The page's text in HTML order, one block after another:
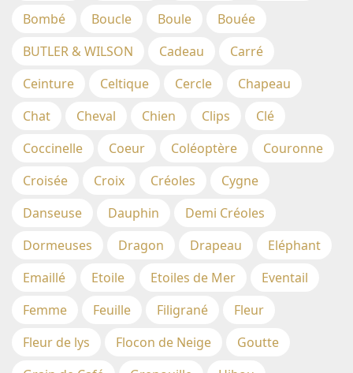
Bombé
Boucle Boule
Bouée
BUTLER & WILSON
Cadeau
Carré
Ceinture
Celtique Cercle
Chapeau
Chat
Cheval Chien Clips
Clé
Coccinelle
Coeur Coléoptère
Couronne
Croisée
Croix Créoles
Cygne
Danseuse
Dauphin
Demi Créoles
Dormeuses
Dragon Drapeau
Eléphant
Emaillé
Etoile Etoiles de Mer
Eventail
Femme
Feuille Filigrané
Fleur
Fleur de lys
Flocon de Neige
Goutte